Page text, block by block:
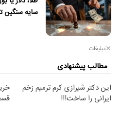
سایه سنگین
تبلیغات
مطالب پیشنهادی
این دکتر شیرازی کرم ترمیم زخم
ایرانی را ساخت!!!